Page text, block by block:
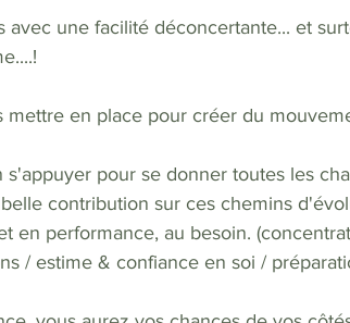
avec une facilité déconcertante... et
mettre en place pour créer du
s'appuyer pour se donner toutes les
contribution sur ces chemins
en performance, au besoin.
/ estime & confiance en soi /